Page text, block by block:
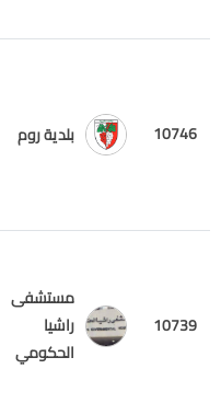
10746 بلدية روم
10739
مستشفى
راشيا
الحكومي